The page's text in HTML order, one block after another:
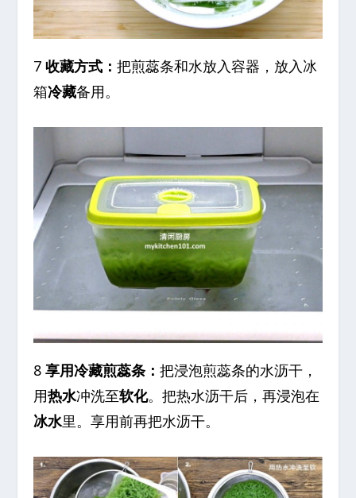
7收藏方式：把煎蕊条和水放入容器，放入冰
箱冷藏备用。
8享用冷藏煎蕊条：把浸泡煎蕊条的水沥干，
用热水冲洗至软化。把热水沥干后，再浸泡在
冰水里。享用前再把水沥干。